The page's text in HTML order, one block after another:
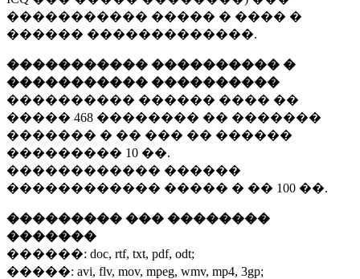
����������� ����� � ���� �
������ �������������.
����������� ���������� �
����������� ����������
���������� ������ ���� ��
����� 468 �������� �� �������
������� � �� ��� �� ������
��������� 10 ��.
������������ ������
������������ ����� � �� 100 ��.
��������� ��� ��������
�������
������: doc, rtf, txt, pdf, odt;
�����: avi, flv, mov, mpeg, wmv, mp4, 3gp;